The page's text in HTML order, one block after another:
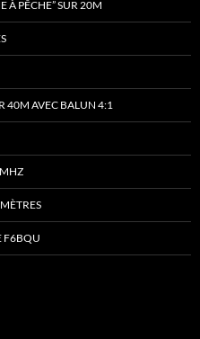
À PÊCHE” SUR 20M
40M AVEC BALUN 4:1
F6BQU